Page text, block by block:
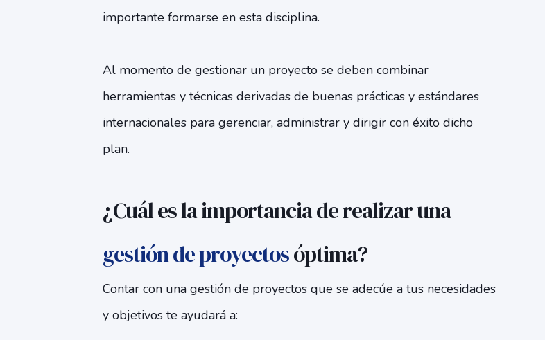
importante formarse en esta disciplina.
Al momento de gestionar un proyecto se deben combinar
herramientas y técnicas derivadas de buenas prácticas y estándares
internacionales para gerenciar, administrar y dirigir con éxito dicho
plan.
¿Cuál es la importancia de realizar una
gestión de proyectosóptima?
Contar con una gestión de proyectos que se adecúe a tus necesidades
y objetivos te ayudará a: